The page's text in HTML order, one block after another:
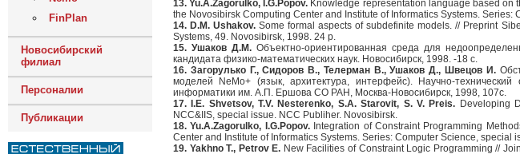
FinPlan
Новосибирский
филиал
Персоналии
Публикации
13. Yu.A.Zagorulko, I.G.Popov. Knowledge representation language based on
the Novosibirsk Computing Center and Institute of Informatics Systems.
14. D.M. Ushakov. Some formal aspects of subdefinite models. // Preprint
Systems, 49. Novosibirsk, 1998. 24 p.
15. Ушаков Д.М. Объектно-ориентированная среда для
кандидата физико-математических наук. Новосибирск, 1998. -18 с.
16. Загорулько Г., Сидоров В., Телерман В., Ушаков Д., Швецов И.
моделей NeMo+ (язык, архитектура, интерфейс). Научно-
информатики им. А.П. Ершова СО РАН, Москва-Новосибирск, 1998, 107с.
17. I.E. Shvetsov, T.V. Nesterenko, S.A. Starovit, S. V. Preis. Developing
NCC&IIS, special issue. NCC Publiher. Novosibirsk.
18. Yu.A.Zagorulko, I.G.Popov.Integration of Constraint Programming
Center and Institute of Informatics Systems. Series: Computer Science, special
19. Yakhno T., Petrov E. New Facilities of Constraint Logic Programming //